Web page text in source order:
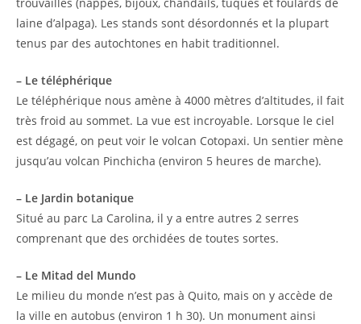
laine d’alpaga). Les stands sont désordonnés et la plupart
tenus par des autochtones en habit traditionnel.
– Le téléphérique
Le téléphérique nous amène à 4000 mètres d’altitudes, il fait
très froid au sommet. La vue est incroyable. Lorsque le ciel
est dégagé, on peut voir le volcan Cotopaxi. Un sentier mène
jusqu’au volcan Pinchicha (environ 5 heures de marche).
– Le Jardin botanique
Situé au parc La Carolina, il y a entre autres 2 serres
comprenant que des orchidées de toutes sortes.
– Le Mitad del Mundo
Le milieu du monde n’est pas à Quito, mais on y accède de
la ville en autobus (environ 1 h 30). Un monument ainsi